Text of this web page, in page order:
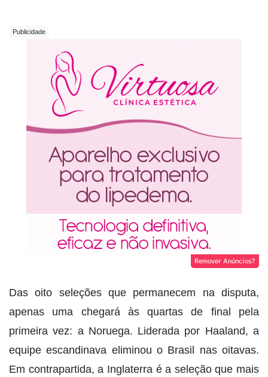
Remover Anúncios?
Das oito seleções que permanecem na disputa,
apenas uma chegará às quartas de final pela
primeira vez: a Noruega. Liderada por Haaland, a
equipe escandinava eliminou o Brasil nas oitavas.
Em contrapartida, a Inglaterra é a seleção que mais